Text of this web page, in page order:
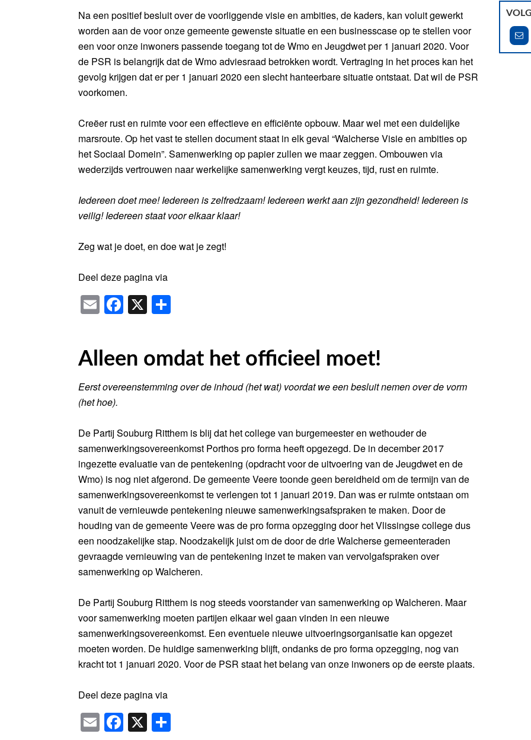
Na een positief besluit over de voorliggende visie en ambities, de kaders, kan voluit gewerkt
worden aan de voor onze gemeente gewenste situatie en een businesscase op te stellen voor
een voor onze inwoners passende toegang tot de Wmo en Jeugdwet per 1 januari 2020. Voor
de PSR is belangrijk dat de Wmo adviesraad betrokken wordt. Vertraging in het proces kan het
gevolg krijgen dat er per 1 januari 2020 een slecht hanteerbare situatie ontstaat. Dat wil de PSR
voorkomen.
Creëer rust en ruimte voor een effectieve en efficiënte opbouw. Maar wel met een duidelijke
marsroute. Op het vast te stellen document staat in elk geval “Walcherse Visie en ambities op
het Sociaal Domein”. Samenwerking op papier zullen we maar zeggen. Ombouwen via
wederzijds vertrouwen naar werkelijke samenwerking vergt keuzes, tijd, rust en ruimte.
Iedereen doet mee! Iedereen is zelfredzaam! Iedereen werkt aan zijn gezondheid! Iedereen is
veilig! Iedereen staat voor elkaar klaar!
Zeg wat je doet, en doe wat je zegt!
Deel deze pagina via
EmailFacebook
X
Alleen omdat het officieel moet!
Eerst overeenstemming over de inhoud (het wat) voordat we een besluit nemen over de vorm
(het hoe).
De Partij Souburg Ritthem is blij dat het college van burgemeester en wethouder de
samenwerkingsovereenkomst Porthos pro forma heeft opgezegd. De in december 2017
ingezette evaluatie van de pentekening (opdracht voor de uitvoering van de Jeugdwet en de
Wmo) is nog niet afgerond. De gemeente Veere toonde geen bereidheid om de termijn van de
samenwerkingsovereenkomst te verlengen tot 1 januari 2019. Dan was er ruimte ontstaan om
vanuit de vernieuwde pentekening nieuwe samenwerkingsafspraken te maken. Door de
houding van de gemeente Veere was de pro forma opzegging door het Vlissingse college dus
een noodzakelijke stap. Noodzakelijk juist om de door de drie Walcherse gemeenteraden
gevraagde vernieuwing van de pentekening inzet te maken van vervolgafspraken over
samenwerking op Walcheren.
De Partij Souburg Ritthem is nog steeds voorstander van samenwerking op Walcheren. Maar
voor samenwerking moeten partijen elkaar wel gaan vinden in een nieuwe
samenwerkingsovereenkomst. Een eventuele nieuwe uitvoeringsorganisatie kan opgezet
moeten worden. De huidige samenwerking blijft, ondanks de pro forma opzegging, nog van
kracht tot 1 januari 2020. Voor de PSR staat het belang van onze inwoners op de eerste plaats.
Deel deze pagina via
EmailFacebook
X